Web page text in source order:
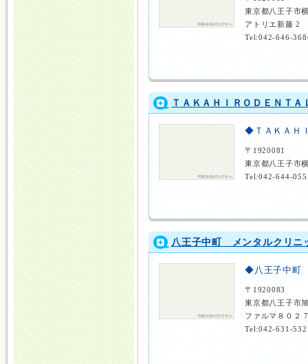
東京都八王子市
アトリエ新藤 2
Tel:042-646-
ＴＡＫＡＨＩＲＯＤＥＮＴＡ
◆ＴＡＫＡＨ
〒1920081
東京都八王子市
Tel:042-644-
八王子中町 メンタルクリニ
◆八王子中町
〒1920083
東京都八王子市
ファルマ８０２
Tel:042-631-